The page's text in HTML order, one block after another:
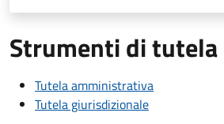
Strumenti di tutela
Tutela amministrativa
Tutela giurisdizionale